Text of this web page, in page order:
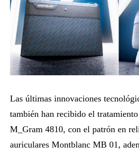
Las últimas innovaciones
también han recibido el
M_Gram 4810, con el patrón en
auriculares Montblanc MB 01,